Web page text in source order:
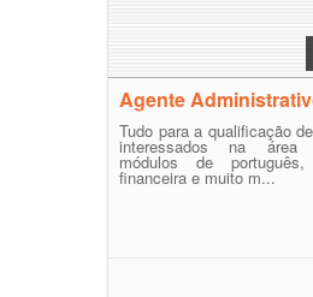
Agente
Tudo para a qualificação
interessados na área
módulos de português,
financeira e muito m...